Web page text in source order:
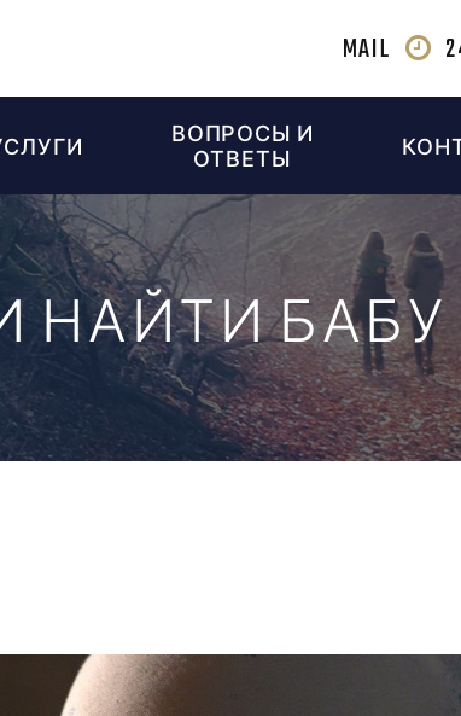
MAIL
ВОПРОСЫ И
ОТВЕТЫ
НАЙТИ